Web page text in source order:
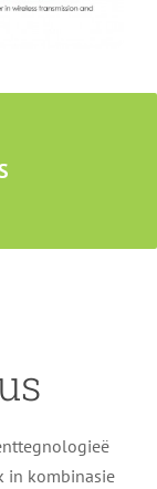
in kombinasie